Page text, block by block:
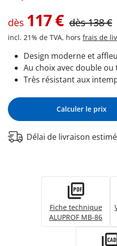
dès 117€ dès138€
incl. 21% de TVA, hors frais de
Design moderne et
Au choix avec double
Très résistant aux
Calculer le prix
Délai de livraison
Fiche technique
ALUPROF MB-86